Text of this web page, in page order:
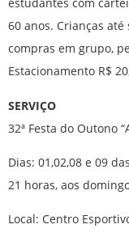
60 anos. Crianças
compras em grupo,
Estacionamento R$
SERVIÇO
32ª Festa do Outono
Dias: 01,02,08 e 09
21 horas, aos
Local: Centro